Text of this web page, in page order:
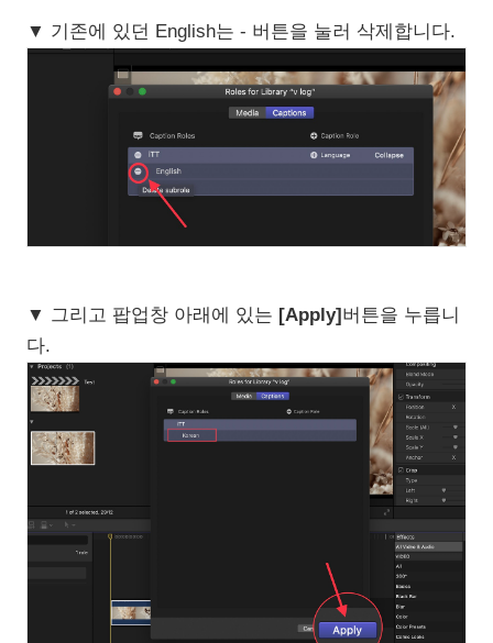
▼ 기존에 있던 English는 - 버튼을 눌러 삭제합니다.
▼ 그리고 팝업창 아래에 있는 [Apply] 버튼을 누릅니
다.